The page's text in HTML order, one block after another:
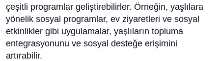
çeşitli programlar geliştirebilirler. Örneğin, yaşlılara
yönelik sosyal programlar, ev ziyaretleri ve sosyal
etkinlikler gibi uygulamalar, yaşlıların topluma
entegrasyonunu ve sosyal desteğe erişimini
artırabilir.